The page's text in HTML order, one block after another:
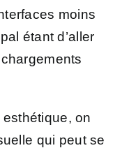
moins
étant d’aller
esthétique, on
qui peut se